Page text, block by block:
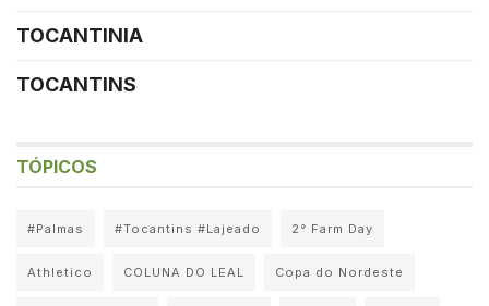
TOCANTINIA
TOCANTINS
TÓPICOS
#Palmas #Tocantins #Lajeado 2° Farm Day
Athletico COLUNA DO LEAL Copa do Nordeste